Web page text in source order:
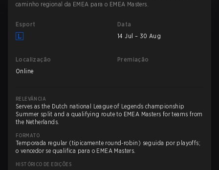
caminho regional da EMEA para o EMEA Masters.
Esport
Data
14 Jul – 30 Aug
Localização
Online
Premiação
RELEVÂNCIA
Serves as the Dutch national League of Legends championship
Summer split and a qualifying route to EMEA Masters for teams from
the Netherlands.
FORMATO
Temporada regular (tipicamente round-robin) seguida por playoffs;
o vencedor se qualifica para o EMEA Masters.
HISTÓRICO DE EDIÇÕES